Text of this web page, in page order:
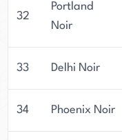
32
Portland
Noir
33 Delhi Noir
34 Phoenix Noir